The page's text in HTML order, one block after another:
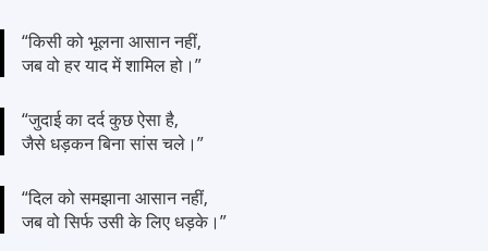
“किसी को भूलना आसान नहीं,
जब वो हर याद में शामिल हो।”
“जुदाई का दर्द कुछ ऐसा है,
जैसे धड़कन बिना सांस चले।”
“दिल को समझाना आसान नहीं,
जब वो सिर्फ उसी के लिए धड़के।”